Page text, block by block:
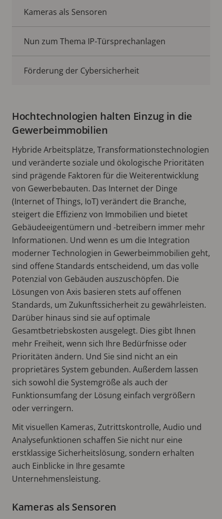
Kameras als Sensoren
Nun zum Thema IP-Türsprechanlagen
Förderung der Cybersicherheit
Hochtechnologien halten Einzug in die
Gewerbeimmobilien
Hybride Arbeitsplätze, Transformationstechnologien
und veränderte soziale und ökologische Prioritäten
sind prägende Faktoren für die Weiterentwicklung
von Gewerbebauten. Das Internet der Dinge
(Internet of Things, IoT) verändert die Branche,
steigert die Effizienz von Immobilien und bietet
Gebäudeeigentümern und -betreibern immer mehr
Informationen. Und wenn es um die Integration
moderner Technologien in Gewerbeimmobilien geht,
sind offene Standards entscheidend, um das volle
Potenzial von Gebäuden auszuschöpfen. Die
Lösungen von Axis basieren stets auf offenen
Standards, um Zukunftssicherheit zu gewährleisten.
Darüber hinaus sind sie auf optimale
Gesamtbetriebskosten ausgelegt. Dies gibt Ihnen
mehr Freiheit, wenn sich Ihre Bedürfnisse oder
Prioritäten ändern. Und Sie sind nicht an ein
proprietäres System gebunden. Außerdem lassen
sich sowohl die Systemgröße als auch der
Funktionsumfang der Lösung einfach vergrößern
oder verringern.
Mit visuellen Kameras, Zutrittskontrolle, Audio und
Analysefunktionen schaffen Sie nicht nur eine
erstklassige Sicherheitslösung, sondern erhalten
auch Einblicke in Ihre gesamte
Unternehmensleistung.
Kameras als Sensoren